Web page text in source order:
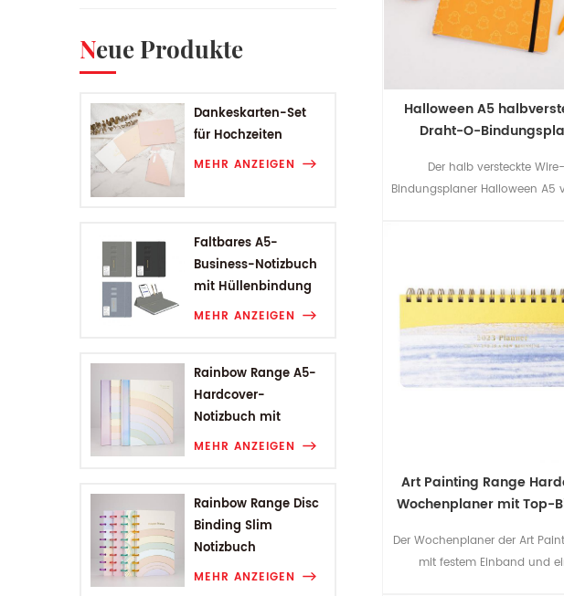
Neue Produkte
Dankeskarten-Set
für Hochzeiten
MEHR ANZEIGEN
Faltbares A5-
Business-Notizbuch
mit Hüllenbindung
MEHR ANZEIGEN
Rainbow Range A5-
Hardcover-
Notizbuch mit
Hüllenbindung
MEHR ANZEIGEN
Rainbow Range Disc
Binding Slim
Notizbuch
MEHR ANZEIGEN
Halloween A5
Draht-O-
Der halb versteckte
Bindungsplaner Halloween A5
Art Painting Range
Wochenplaner mit Top-
Der Wochenplaner der Art
mit festem Einband und